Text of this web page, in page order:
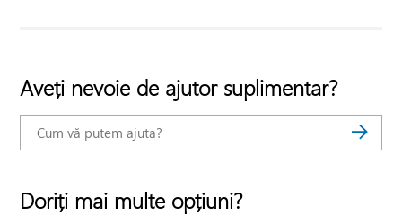
Aveți nevoie de ajutor suplimentar?
Doriți mai multe opțiuni?